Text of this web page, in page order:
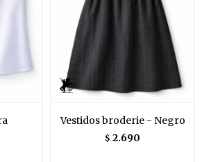
Vestidos broderie - Negro
$ 2.690